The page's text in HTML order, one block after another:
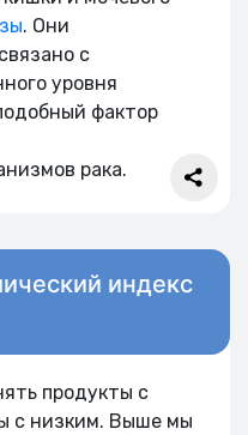
. Они
с
уровня
фактор
рака.
индекс
продукты с
с низким. Выше мы